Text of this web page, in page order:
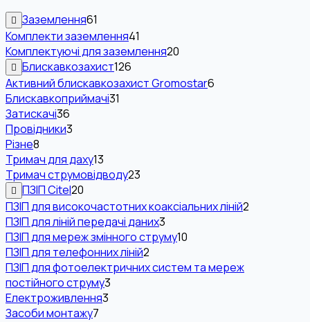
Заземлення61
Комплекти заземлення41
Комплектуючі для заземлення20
Блискавкозахист126
Активний блискавкозахист Gromostar6
Блискавкоприймачі31
Затискачі36
Провідники3
Різне8
Тримач для даху13
Тримач струмовідводу23
ПЗІП Citel20
ПЗІП для високочастотних коаксіальних ліній2
ПЗІП для ліній передачі даних3
ПЗІП для мереж змінного струму10
ПЗІП для телефонних ліній2
ПЗІП для фотоелектричних систем та мереж
постійного струму3
Електроживлення3
Засоби монтажу7